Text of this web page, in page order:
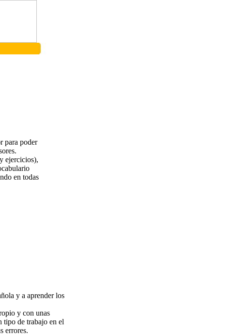
para poder
ejercicios),
en todas
y a aprender los
y con unas
tipo de trabajo en el
errores.